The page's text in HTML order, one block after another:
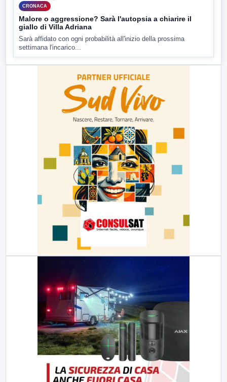
CRONACA
Malore o aggressione? Sarà l'autopsia a chiarire il
giallo di Villa Adriana
Sarà affidato con ogni probabilità all'inizio della prossima
settimana l'incarico...